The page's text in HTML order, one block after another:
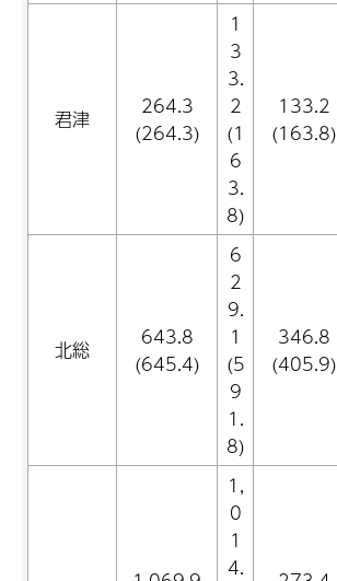
君津
264.3
(264.3)
1
3
3.
2
(1
6
3.
8)
133.2
(163.8)
北総
643.8
(645.4)
6
2
9.
1
(5
9
1.
8)
346.8
(405.9)
1,
0
1
4.